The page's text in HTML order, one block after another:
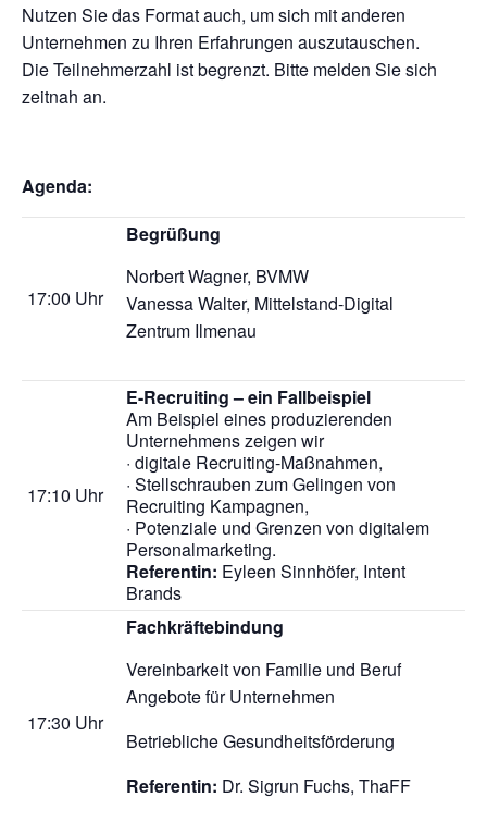
Nutzen Sie das Format auch, um sich mit anderen
Unternehmen zu Ihren Erfahrungen auszutauschen.
Die Teilnehmerzahl ist begrenzt. Bitte melden Sie sich
zeitnah an.
Agenda:
17:00 Uhr
Begrüßung
Norbert Wagner, BVMW
Vanessa Walter, Mittelstand-Digital
Zentrum Ilmenau
17:10 Uhr
E-Recruiting – ein Fallbeispiel
Am Beispiel eines produzierenden
Unternehmens zeigen wir
· digitale Recruiting-Maßnahmen,
· Stellschrauben zum Gelingen von
Recruiting Kampagnen,
· Potenziale und Grenzen von digitalem
Personalmarketing.
Referentin: Eyleen Sinnhöfer, Intent
Brands
17:30 Uhr
Fachkräftebindung
Vereinbarkeit von Familie und Beruf
Angebote für Unternehmen
Betriebliche Gesundheitsförderung
Referentin: Dr. Sigrun Fuchs, ThaFF